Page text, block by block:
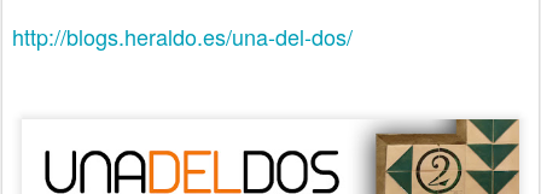
http://blogs.heraldo.es/una-del-dos/